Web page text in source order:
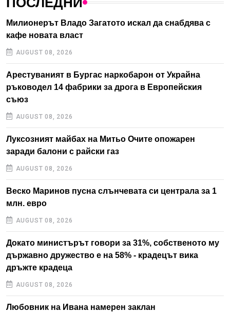
Милионерът Владо Загатото искал да снабдява с
кафе новата власт
AUGUST 08, 2026
Арестуваният в Бургас наркобарон от Украйна
ръководел 14 фабрики за дрога в Европейския
съюз
AUGUST 08, 2026
Луксозният майбах на Митьо Очите опожарен
заради балони с райски газ
AUGUST 08, 2026
Веско Маринов пусна слънчевата си централа за 1
млн. евро
AUGUST 08, 2026
Докато министърът говори за 31%, собственото му
държавно дружество е на 58% - крадецът вика
дръжте крадеца
AUGUST 08, 2026
Любовник на Ивана намерен заклан